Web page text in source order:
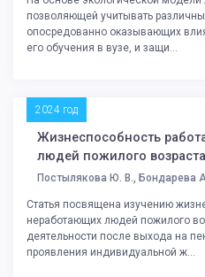
позволяющей учитывать
опосредованно оказывающих
его обучения в вузе, и защи...
2024 год
Жизнеспособность
людей пожилого возраста
Постылякова Ю. В., Бондарева
Статья посвящена изучению
неработающих людей пожилого
деятельности после выхода на
проявления индивидуальной ж...